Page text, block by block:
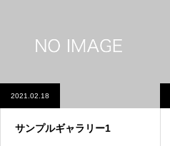
2021.02.18
サンプルギャラリー1